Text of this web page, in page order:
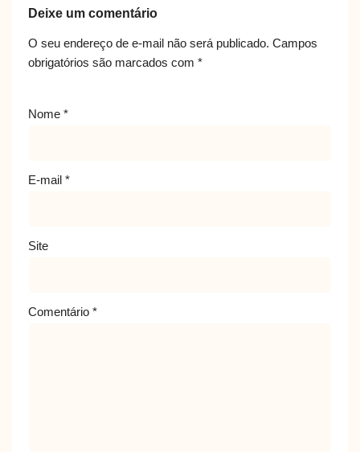
Deixe um comentário
O seu endereço de e-mail não será publicado. Campos
obrigatórios são marcados com *
Nome *
E-mail *
Site
Comentário *